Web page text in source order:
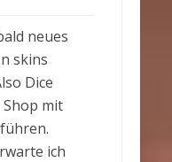
neues
skins
Dice
mit
ich